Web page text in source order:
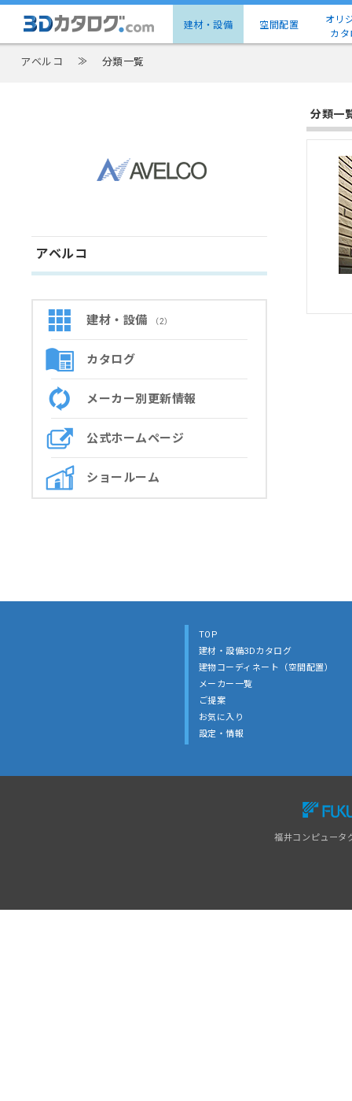
建材・設備 空間配置
オリ
カタ
アベルコ ≫ 分類一覧
アベルコ
建材・設備 （2）
カタログ
メーカー別更新情報
公式ホームページ
ショールーム
分類一
TOP
建材・設備3Dカタログ
建物コーディネート（空間配置）
メーカー一覧
ご提案
お気に入り
設定・情報
福井コンピュータ